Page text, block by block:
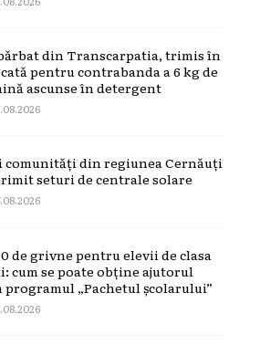
din Transcarpatia, trimis în
pentru contrabanda a 6 kg de
ascunse în detergent
comunități din regiunea Cernăuți
seturi de centrale solare
de grivne pentru elevii de clasa
cum se poate obține ajutorul
„Pachetul școlarului”